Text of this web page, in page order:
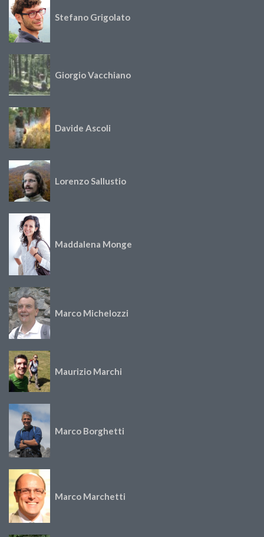
Stefano Grigolato
Giorgio Vacchiano
Davide Ascoli
Lorenzo Sallustio
Maddalena Monge
Marco Michelozzi
Maurizio Marchi
Marco Borghetti
Marco Marchetti